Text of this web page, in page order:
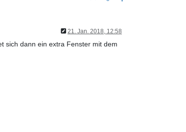
21. Jan. 2018, 12:58
sich dann ein extra Fenster mit dem